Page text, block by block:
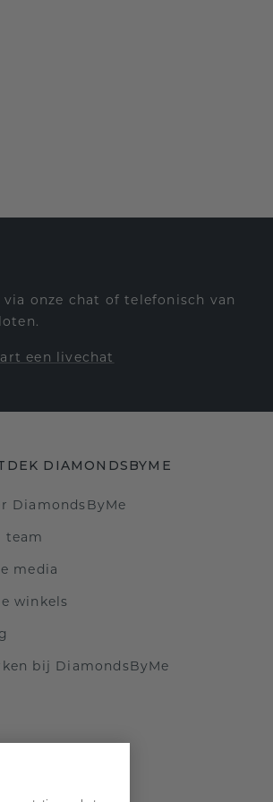
onze chat of telefonisch van
een livechat
DIAMONDSBYME
DiamondsByMe
team
media
winkels
bij DiamondsByMe